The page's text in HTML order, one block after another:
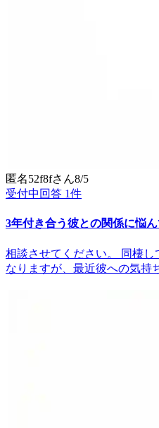
匿名52f8fさん8/5
受付中 回答 1件
3年付き合う彼との関係に悩
相談させてください。 同棲
なりますが、最近彼への気持